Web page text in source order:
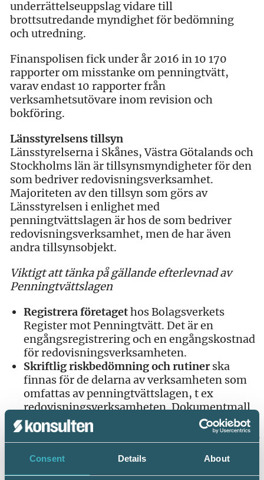
Consent Details About
underrättelseuppslag vidare till
brottsutredande myndighet för bedömning
och utredning.
Finanspolisen fick under år 2016 in 10 170
rapporter om misstanke om penningtvätt,
varav endast 10 rapporter från
verksamhetsutövare inom revision och
bokföring.
Länsstyrelsens tillsyn
Länsstyrelserna i Skånes, Västra Götalands och
Stockholms län är tillsynsmyndigheter för den
som bedriver redovisningsverksamhet.
Majoriteten av den tillsyn som görs av
Länsstyrelsen i enlighet med
penningtvättslagen är hos de som bedriver
redovisningsverksamhet, men de har även
andra tillsynsobjekt.
Viktigt att tänka på gällande efterlevnad av
Penningtvättslagen
Registrera företagethos Bolagsverkets
Register mot Penningtvätt. Det är en
engångsregistrering och en engångskostnad
för redovisningsverksamheten.
Skriftlig riskbedömning och rutinerska
finnas för de delarna av verksamheten som
omfattas av penningtvättslagen, t ex
redovisningsverksamheten. Dokumentmall
för skriftliga rutiner, samt blankettmallar för
riskbedömning, finns under medlemssidorna
menyn Dokumentmallar och
Dokument(inloggning krävs)